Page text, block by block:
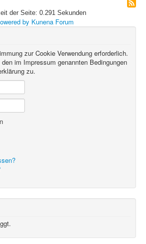
der Seite: 0.291 Sekunden
by Kunena Forum
zur Cookie Verwendung erforderlich.
im Impressum genannten Bedingungen
zu.